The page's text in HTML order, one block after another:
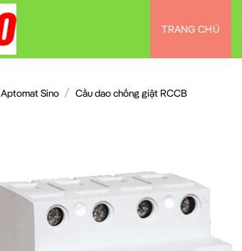
TRANG CHỦ
Aptomat Sino / Cầu dao chống giật RCCB